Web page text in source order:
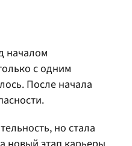
началом
с одним
После начала
но стала